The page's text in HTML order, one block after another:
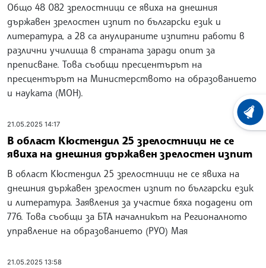
Общо 48 082 зрелостници се явиха на днешния
държавен зрелостен изпит по български език и
литература, а 28 са анулираните изпитни работи в
различни училища в страната заради опит за
преписване. Това съобщи пресцентърът на
пресцентърът на Министерството на образованието
и науката (МОН).
21.05.2025 14:17
В област Кюстендил 25 зрелостници не се
явиха на днешния държавен зрелостен изпит
В област Кюстендил 25 зрелостници не се явиха на
днешния държавен зрелостен изпит по български език
и литература. Заявления за участие бяха подадени от
776. Това съобщи за БТА началникът на Регионалното
управление на образованието (РУО) Мая
21.05.2025 13:58